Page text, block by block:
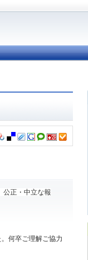
公正・中立な報
何卒ご理解ご協力